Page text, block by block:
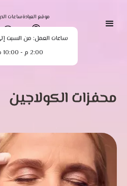
ساعات
ساعات العمل: من السبت
2:00 م - 10:00 م
موقع العيادة
محفزات الكولاجين